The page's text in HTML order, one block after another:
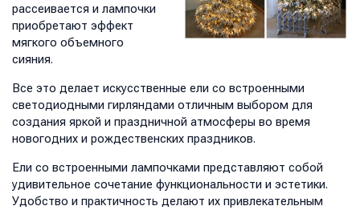
рассеивается и лампочки
приобретают эффект
мягкого объемного
сияния.
Все это делает искусственные ели со встроенными
светодиодными гирляндами отличным выбором для
создания яркой и праздничной атмосферы во время
новогодних и рождественских праздников.
Ели со встроенными лампочками представляют собой
удивительное сочетание функциональности и эстетики.
Удобство и практичность делают их привлекательным